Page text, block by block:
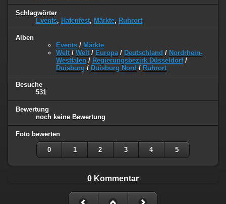
Schlagwörter
Events, Hafenfest, Märkte, Ruhrort
Alben
Events / Märkte
Welt / Welt / Europa / Deutschland / Nordrhein-
Westfalen / Regierungsbezirk Düsseldorf/
Duisburg / Duisburg Nord / Ruhrort
Besuche
531
Bewertung
noch keine Bewertung
Foto bewerten
0 1 2 3 4 5
0 Kommentar